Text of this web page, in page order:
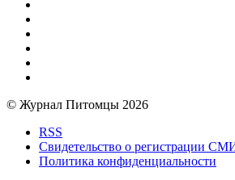
© Журнал Питомцы 2026
RSS
Свидетельство о регистрации
Политика конфиденциальности